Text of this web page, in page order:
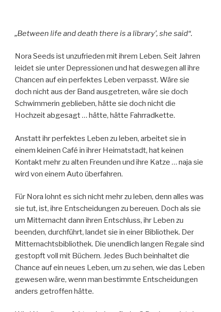
„Between life and death there is a library’, she said“.
Nora Seeds ist unzufrieden mit ihrem Leben. Seit Jahren
leidet sie unter Depressionen und hat deswegen all ihre
Chancen auf ein perfektes Leben verpasst. Wäre sie
doch nicht aus der Band ausgetreten, wäre sie doch
Schwimmerin geblieben, hätte sie doch nicht die
Hochzeit abgesagt … hätte, hätte Fahrradkette.
Anstatt ihr perfektes Leben zu leben, arbeitet sie in
einem kleinen Café in ihrer Heimatstadt, hat keinen
Kontakt mehr zu alten Freunden und ihre Katze … naja sie
wird von einem Auto überfahren.
Für Nora lohnt es sich nicht mehr zu leben, denn alles was
sie tut, ist, ihre Entscheidungen zu bereuen. Doch als sie
um Mitternacht dann ihren Entschluss, ihr Leben zu
beenden, durchführt, landet sie in einer Bibliothek. Der
Mitternachtsbibliothek. Die unendlich langen Regale sind
gestopft voll mit Büchern. Jedes Buch beinhaltet die
Chance auf ein neues Leben, um zu sehen, wie das Leben
gewesen wäre, wenn man bestimmte Entscheidungen
anders getroffen hätte.